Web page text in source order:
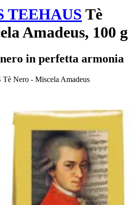
TEEHAUS Tè
Amadeus, 100 g
in perfetta armonia
Nero - Miscela Amadeus